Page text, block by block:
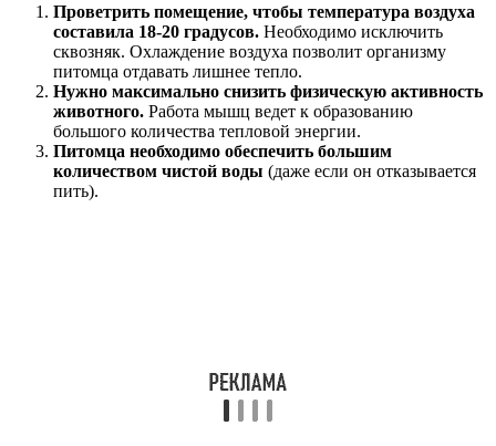
Проветрить помещение, чтобы температура воздуха
составила 18-20 градусов. Необходимо исключить
сквозняк. Охлаждение воздуха позволит организму
питомца отдавать лишнее тепло.
Нужно максимально снизить физическую активность
животного. Работа мышц ведет к образованию
большого количества тепловой энергии.
Питомца необходимо обеспечить большим
количеством чистой воды (даже если он отказывается
пить).